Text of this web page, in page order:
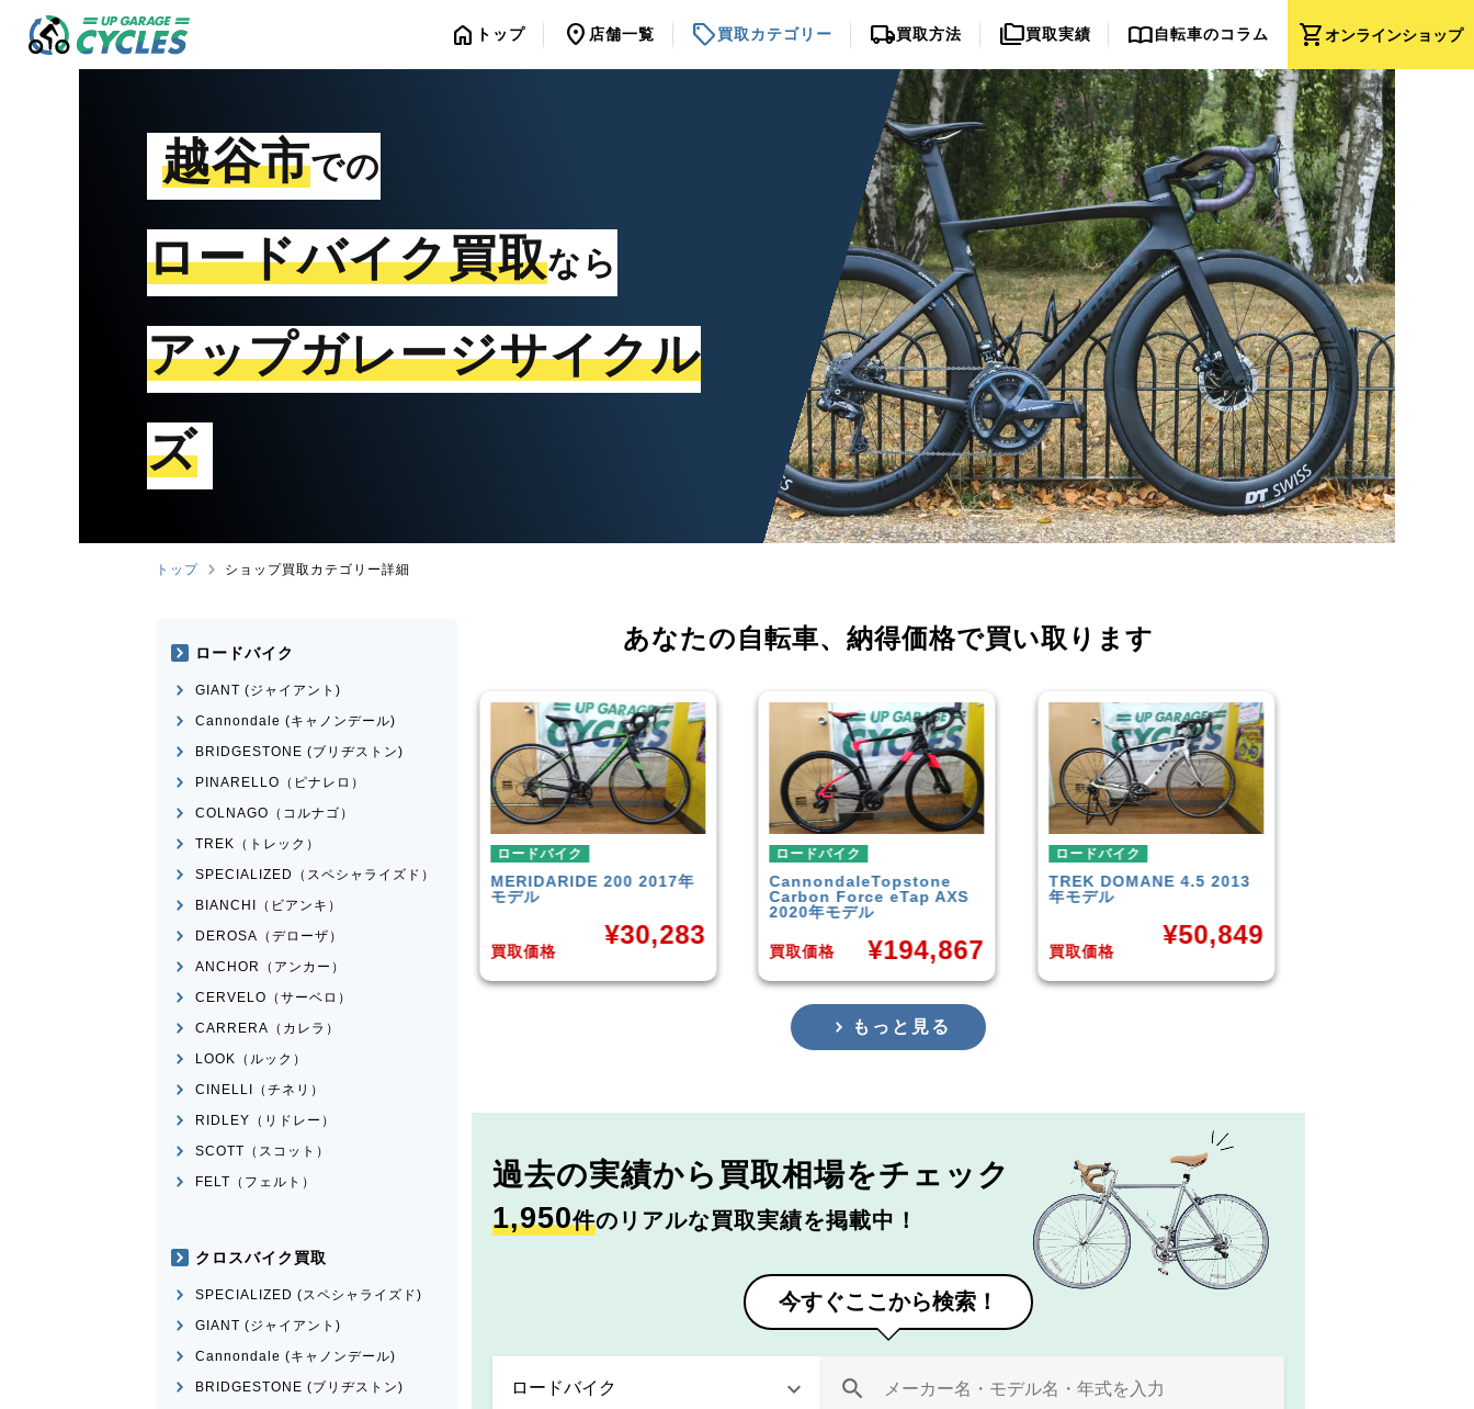
shopping_cartオンラインショップ
home トップ location_on 店舗一覧 sell買取カテゴリー local_shipping買取方法 folder_copy買取実績 import_contacts自転車のコラム
越谷市での
ロードバイク買取なら
アップガレージサイクル
ズ
トップ ショップ買取カテゴリー詳細
あなたの自転車、 納得価格で買い取ります
ロードバイク
BRIDGESTONEANCHOR
RHM9 2011年頃モデル
¥
ロードバイク
MERIDARIDE 200 2017年
モデル
買取価格
¥30,283
ロードバイク
CannondaleTopstone
Carbon Force eTap AXS
2020年モデル
買取価格 ¥194,867
ロードバイク
TREK DOMANE 4.5 2013
年モデル
買取価格
¥50,849
もっと見る
過去の実績から 買取相場をチェック
1,950件のリアルな買取実績を掲載中！
今すぐここから検索！
ロードバイク
GIANT (ジャイアント)
Cannondale (キャノンデール)
BRIDGESTONE (ブリヂストン)
PINARELLO（ピナレロ）
COLNAGO（コルナゴ）
TREK（トレック）
SPECIALIZED（スペシャライズド）
BIANCHI（ビアンキ）
DEROSA（デローザ）
ANCHOR（アンカー）
CERVELO（サーベロ）
CARRERA（カレラ）
LOOK（ルック）
CINELLI（チネリ）
RIDLEY（リドレー）
SCOTT（スコット）
FELT（フェルト）
クロスバイク買取
SPECIALIZED (スペシャライズド)
GIANT (ジャイアント)
Cannondale (キャノンデール)
BRIDGESTONE (ブリヂストン)